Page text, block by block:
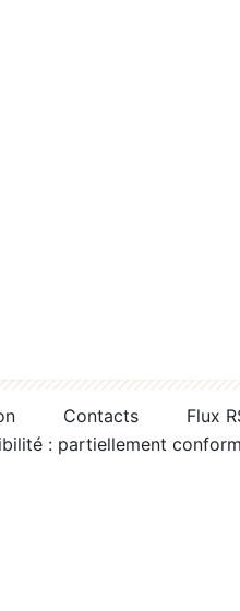
Contacts
Flux
: partiellement